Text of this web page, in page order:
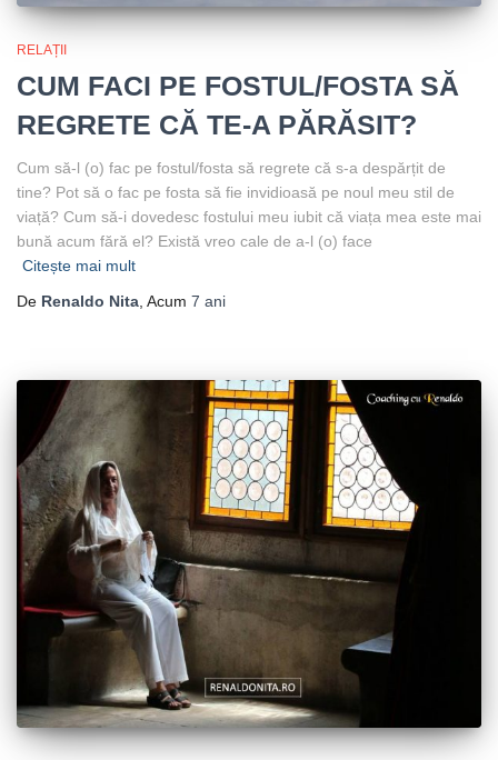
RELAȚII
CUM FACI PE FOSTUL/FOSTA SĂ
REGRETE CĂ TE-A PĂRĂSIT?
Cum să-l (o) fac pe fostul/fosta să regrete că s-a despărțit de
tine? Pot să o fac pe fosta să fie invidioasă pe noul meu stil de
viață? Cum să-i dovedesc fostului meu iubit că viața mea este mai
bună acum fără el? Există vreo cale de a-l (o) face
Citește mai mult
De Renaldo Nita , Acum 7 ani